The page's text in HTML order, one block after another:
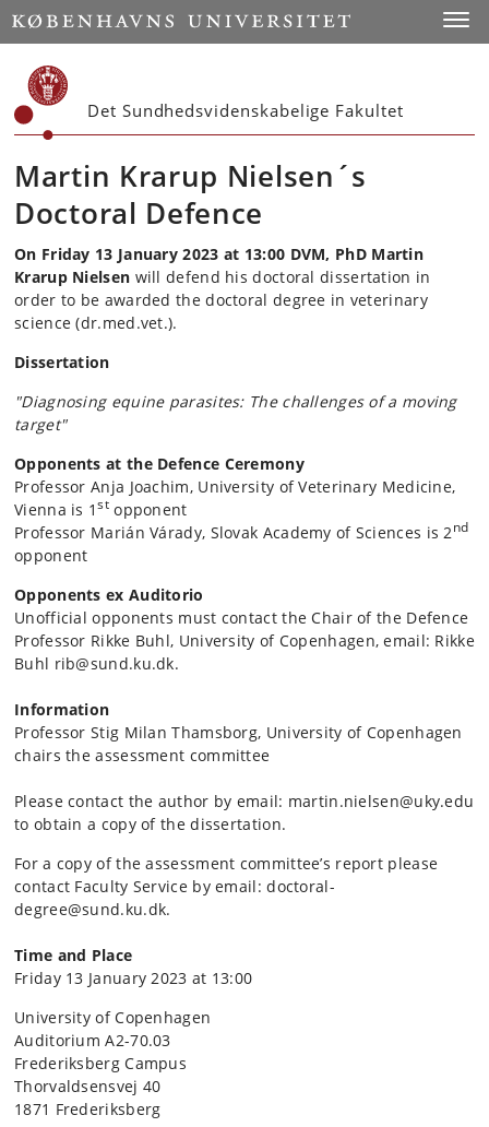
Start
Det Sundhedsvidenskabelige Fakultet
Martin Krarup Nielsen´s
Doctoral Defence
On Friday 13 January 2023 at 13:00 DVM, PhD Martin
Krarup Nielsen will defend his doctoral dissertation in
order to be awarded the doctoral degree in veterinary
science (dr.med.vet.).
Dissertation
"Diagnosing equine parasites: The challenges of a moving
target"
Opponents at the Defence Ceremony
Professor Anja Joachim, University of Veterinary Medicine,
Vienna is 1stopponent
Professor Marián Várady, Slovak Academy of Sciences is 2nd
opponent
Opponents ex Auditorio
Unofficial opponents must contact the Chair of the Defence
Professor Rikke Buhl, University of Copenhagen, email: Rikke
Buhl rib@sund.ku.dk.
Information
Professor Stig Milan Thamsborg, University of Copenhagen
chairs the assessment committee
Please contact the author by email: martin.nielsen@uky.edu
to obtain a copy of the dissertation.
For a copy of the assessment committee’s report please
contact Faculty Service by email: doctoral-
degree@sund.ku.dk.
Time and Place
Friday 13 January 2023 at 13:00
University of Copenhagen
Auditorium A2-70.03
Frederiksberg Campus
Thorvaldsensvej 40
1871 Frederiksberg